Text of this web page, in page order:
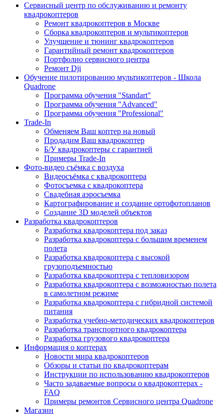
Сервисный центр по обслуживанию и ремонту
квадрокоптеров
Ремонт квадрокоптеров в Москве
Сборка квадрокоптеров и мультикоптеров
Улучшение и тюнинг квадрокоптеров
Гарантийный ремонт квадрокоптеров
Портфолио сервисного центра
Ремонт Dji
Обучение пилотированию мультикоптеров - Школа
Quadrone
Программа обучения "Standart"
Программа обучения "Advanced"
Программа обучения "Professional"
Trade-In
Обменяем Ваш коптер на новый
Продадим Ваш квадрокоптер
Б/У квадрокоптеры с гарантией
Примеры Trade-In
Фото-видео съёмка с воздуха
Видеосъёмка с квадрокоптера
Фотосъемка с квадрокоптера
Свадебная аэросъемка
Картографирование и создание ортофотопланов
Создание 3D моделей объектов
Разработка квадрокоптеров
Разработка квадрокоптера под заказ
Разработка квадрокоптера с большим временем
полета
Разработка квадрокоптера с высокой
грузоподъемностью
Разработка квадрокоптера с тепловизором
Разработка квадрокоптера с возможностью полета
в самолетном режиме
Разработка квадрокоптера с гибридной системой
питания
Разработка учебно-методических квадрокоптеров
Разработка транспортного квадрокоптера
Разработка грузового квадрокоптера
Информация о коптерах
Новости мира квадрокоптеров
Обзоры и статьи по квадрокоптерам
Инструкции по использованию квадрокоптеров
Часто задаваемые вопросы о квадрокоптерах -
FAQ
Примеры ремонтов Сервисного центра Quadrone
Магазин